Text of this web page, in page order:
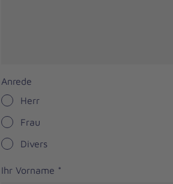
Anrede
Herr
Frau
Divers
Ihr Vorname *